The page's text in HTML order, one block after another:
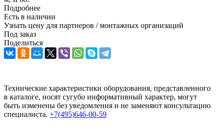
Подробнее
Есть в наличии
Узнать цену для партнеров / монтажных организаций
Под заказ
Поделиться
Технические характеристики оборудования, представленного
в каталоге, носят сугубо информативный характер, могут
быть изменены без уведомления и не заменяют консультацию
специалиста. +7(495)646-00-59